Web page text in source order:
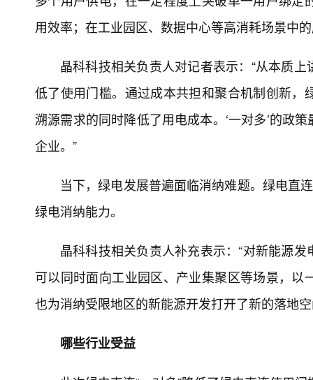
用效率；在工业园区、数据中心等高消耗场景中
晶科科技相关负责人对记者表示：“从本质
低了使用门槛。通过成本共担和聚合机制创新
溯源需求的同时降低了用电成本。‘一对多’的政
企业。”
当下，绿电发展普遍面临消纳难题。绿电直
绿电消纳能力。
晶科科技相关负责人补充表示：“对新能源
可以同时面向工业园区、产业集聚区等场景，
也为消纳受限地区的新能源开发打开了新的落地空
哪些行业受益